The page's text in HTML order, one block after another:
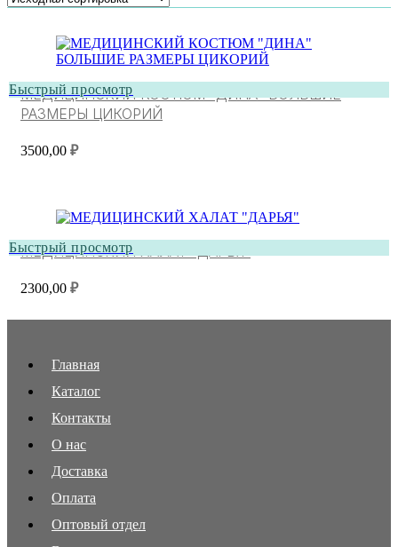
Быстрый просмотр
МЕДИЦИНСКИЙ КОСТЮМ “ДИНА” БОЛЬШИЕ
РАЗМЕРЫ ЦИКОРИЙ
3500,00 ₽
Быстрый просмотр
МЕДИЦИНСКИЙ ХАЛАТ “ДАРЬЯ”
2300,00 ₽
Главная
Каталог
Контакты
О нас
Доставка
Оплата
Оптовый отдел